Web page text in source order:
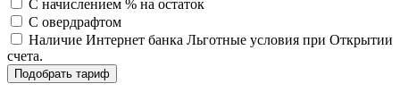
С начислением % на остаток
С овердрафтом
Наличие Интернет банка Льготные условия при Открытии
счета.
Подобрать тариф